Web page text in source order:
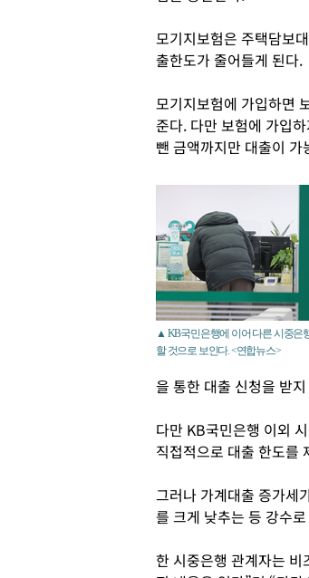
모기지보험은 주택담보
출한도가 줄어들게 된다.
모기지보험에 가입하면
준다. 다만 보험에 가입
뺀 금액까지만 대출이 가
▲ KB국민은행에 이어 다른 시중은
할 것으로 보인다. <연합뉴스>
을 통한 대출 신청을 받
다만 KB국민은행 이외
직접적으로 대출 한도를
그러나 가계대출 증가세
를 크게 낮추는 등 강수
한 시중은행 관계자는